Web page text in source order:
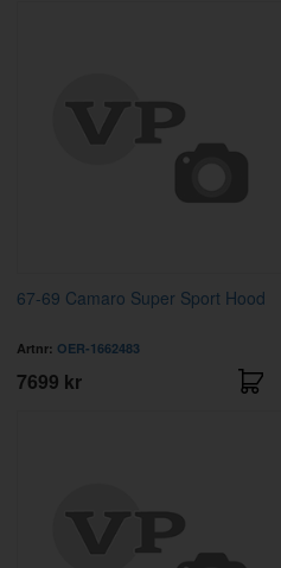
67-69 Camaro Super Sport Hood
Artnr: OER-1662483
7699 kr